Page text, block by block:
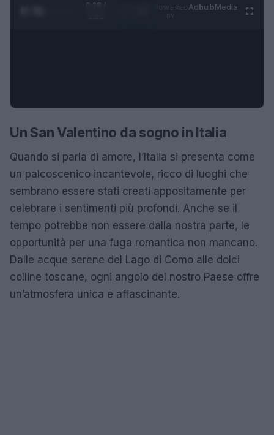
0:29 /
AdhubMedia
Un San Valentino da sogno in Italia
Quando si parla di amore, l’Italia si presenta come
un palcoscenico incantevole, ricco di luoghi che
sembrano essere stati creati appositamente per
celebrare i sentimenti più profondi. Anche se il
tempo potrebbe non essere dalla nostra parte, le
opportunità per una fuga romantica non mancano.
Dalle acque serene del Lago di Como alle dolci
colline toscane, ogni angolo del nostro Paese offre
un’atmosfera unica e affascinante.